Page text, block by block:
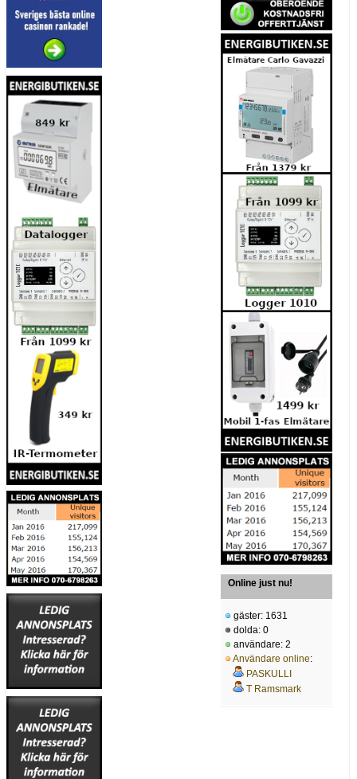
Online just nu!
gäster: 1631
dolda: 0
användare: 2
Användare online:
PASKULLI
T Ramsmark